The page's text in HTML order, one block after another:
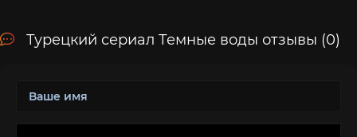
Турецкий сериал Темные воды отзывы (0)